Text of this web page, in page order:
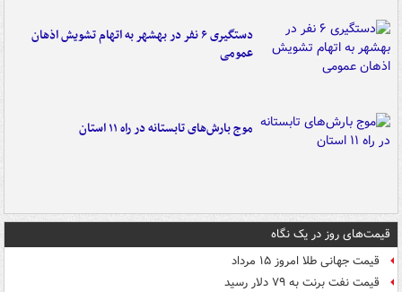
دستگیری ۶ نفر در بهشهر به اتهام تشویش اذهان
عمومی
موج بارش‌های تابستانه در راه ۱۱ استان
قیمت‌های روز در یک نگاه
قیمت جهانی طلا امروز ۱۵ مرداد
قیمت نفت برنت به ۷۹ دلار رسید